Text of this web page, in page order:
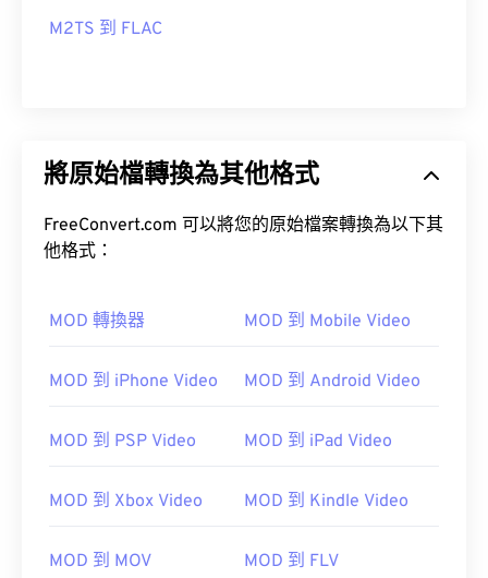
M2TS 到 FLAC
將原始檔轉換為其他格式
FreeConvert.com 可以將您的原始檔案轉換為以下其
他格式：
MOD 轉換器 MOD 到 Mobile Video
MOD 到 iPhone Video MOD 到 Android Video
MOD 到 PSP Video MOD 到 iPad Video
MOD 到 Xbox Video MOD 到 Kindle Video
MOD 到 MOV MOD 到 FLV